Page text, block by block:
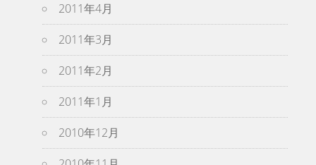
2011年4月
2011年3月
2011年2月
2011年1月
2010年12月